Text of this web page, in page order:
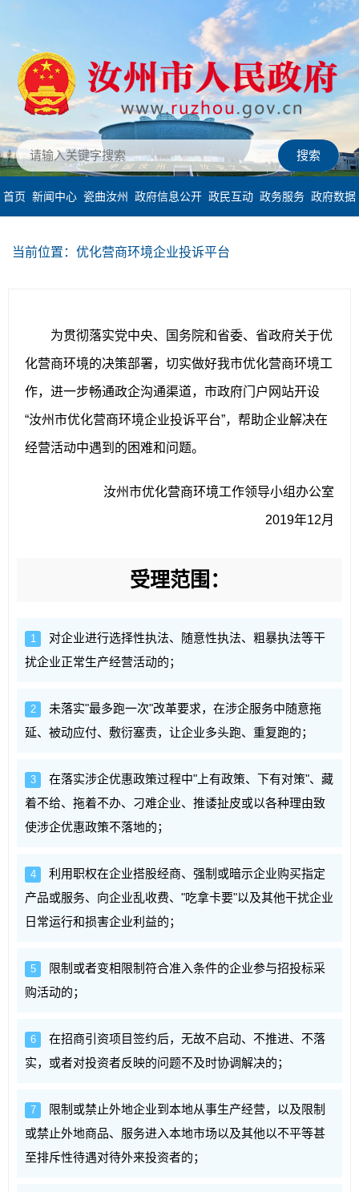
首页 新闻中心 瓷曲汝州 政府信息公开 政民互动 政务服务 政府数据
当前位置：优化营商环境企业投诉平台
为贯彻落实党中央、国务院和省委、省政府关于优
化营商环境的决策部署，切实做好我市优化营商环境工
作，进一步畅通政企沟通渠道，市政府门户网站开设
“汝州市优化营商环境企业投诉平台”，帮助企业解决在
经营活动中遇到的困难和问题。
汝州市优化营商环境工作领导小组办公室
2019年12月
受理范围：
1
对企业进行选择性执法、随意性执法、粗暴执法等干
扰企业正常生产经营活动的；
2
未落实"最多跑一次"改革要求，在涉企服务中随意拖
延、被动应付、敷衍塞责，让企业多头跑、重复跑的；
3
在落实涉企优惠政策过程中"上有政策、下有对策"、藏
着不给、拖着不办、刁难企业、推诿扯皮或以各种理由致
使涉企优惠政策不落地的；
4
利用职权在企业搭股经商、强制或暗示企业购买指定
产品或服务、向企业乱收费、"吃拿卡要"以及其他干扰企业
日常运行和损害企业利益的；
5
限制或者变相限制符合准入条件的企业参与招投标采
购活动的；
6
在招商引资项目签约后，无故不启动、不推进、不落
实，或者对投资者反映的问题不及时协调解决的；
7
限制或禁止外地企业到本地从事生产经营，以及限制
或禁止外地商品、服务进入本地市场以及其他以不平等甚
至排斥性待遇对待外来投资者的；